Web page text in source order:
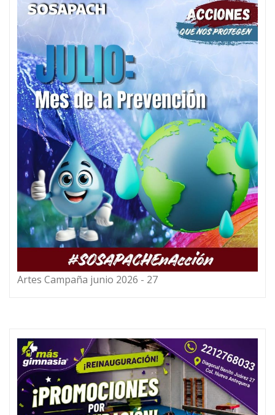
Artes Campaña junio 2026 - 27